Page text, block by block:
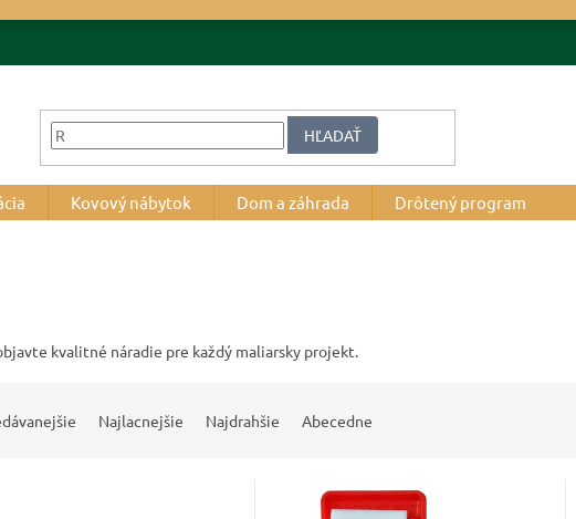
HĽADAŤ
Kovový nábytok Dom a záhrada Drôtený program
kvalitné náradie pre každý maliarsky projekt.
Najlacnejšie Najdrahšie Abecedne